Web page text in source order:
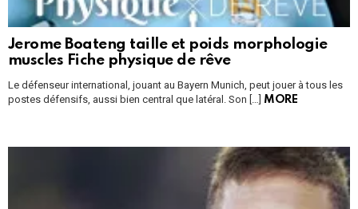
Jerome Boateng taille et poids morphologie
muscles Fiche physique de rêve
Le défenseur international, jouant au Bayern Munich, peut jouer à tous les
postes défensifs, aussi bien central que latéral. Son […] MORE